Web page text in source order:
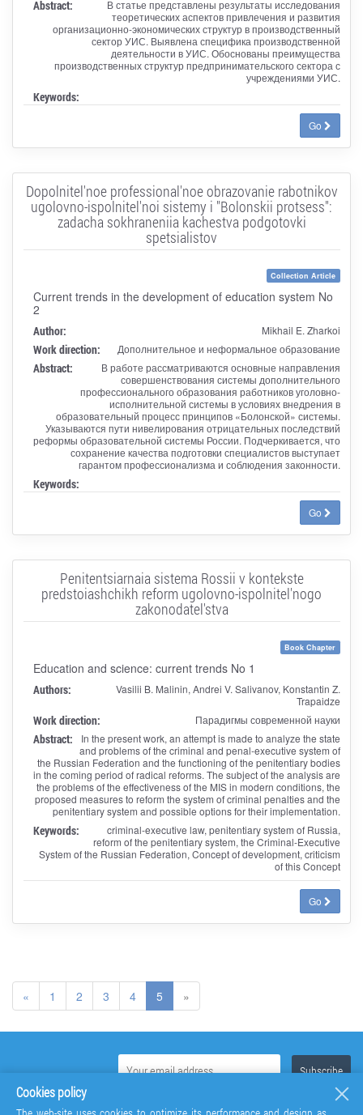
Abstract:
В статье представлены результаты исследования
теоретических аспектов привлечения и развития
организационно-экономических структур в производственный
сектор УИС. Выявлена специфика производственной
деятельности в УИС. Обоснованы преимущества
производственных структур предпринимательского сектора с
учреждениями УИС.
Keywords:
Go
Dopolnitel'noe professional'noe obrazovanie rabotnikov
ugolovno-ispolnitel'noi sistemy i "Bolonskii protsess":
zadacha sokhraneniia kachestva podgotovki
spetsialistov
Collection Article
Current trends in the development of education system No
2
Author: Mikhail E. Zharkoi
Work direction: Дополнительное и неформальное образование
Abstract:
В работе рассматриваются основные направления
совершенствования системы дополнительного
профессионального образования работников уголовно-
исполнительной системы в условиях внедрения в
образовательный процесс принципов «Болонской» системы.
Указываются пути нивелирования отрицательных последствий
реформы образовательной системы России. Подчеркивается, что
сохранение качества подготовки специалистов выступает
гарантом профессионализма и соблюдения законности.
Keywords:
Go
Penitentsiarnaia sistema Rossii v kontekste
predstoiashchikh reform ugolovno-ispolnitel'nogo
zakonodatel'stva
Book Chapter
Education and science: current trends No 1
Authors:
Vasilii B. Malinin, Andrei V. Salivanov, Konstantin Z.
Trapaidze
Work direction: Парадигмы современной науки
Abstract:
In the present work, an attempt is made to analyze the state
and problems of the criminal and penal-executive system of
the Russian Federation and the functioning of the penitentiary bodies
in the coming period of radical reforms. The subject of the analysis are
the problems of the effectiveness of the MIS in modern conditions, the
proposed measures to reform the system of criminal penalties and the
penitentiary system and possible options for their implementation.
Keywords:
criminal-executive law, penitentiary system of Russia,
reform of the penitentiary system, the Criminal-Executive
System of the Russian Federation, Concept of development, criticism
of this Concept
Go
« 1 2 3 4 5 »
Cookies policy